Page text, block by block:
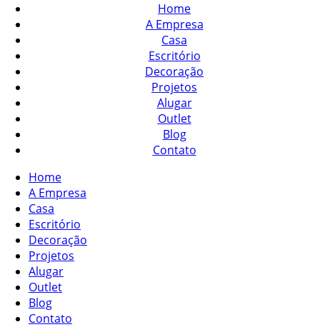
Home
A Empresa
Casa
Escritório
Decoração
Projetos
Alugar
Outlet
Blog
Contato
Home
A Empresa
Casa
Escritório
Decoração
Projetos
Alugar
Outlet
Blog
Contato